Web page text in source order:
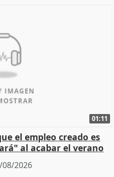
01:11
el empleo creado es
al acabar el verano
08/2026